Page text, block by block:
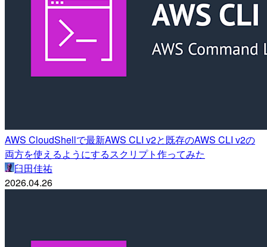
AWS CloudShellで最新AWS CLI v2と既存のAWS CLI v2の
両方を使えるようにするスクリプト作ってみた
臼田佳祐
2026.04.26